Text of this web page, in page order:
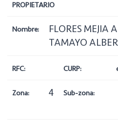
PROPIETARIO
Nombre:
FLORES MEJIA
TAMAYO
RFC: CURP:
Zona: 4 Sub-zona: